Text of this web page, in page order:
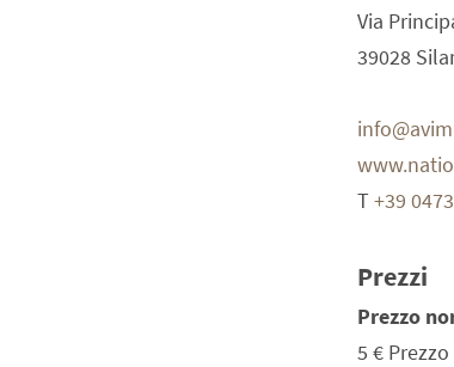
Via
39028
T+39
Prezzi
Prezzo
5 €